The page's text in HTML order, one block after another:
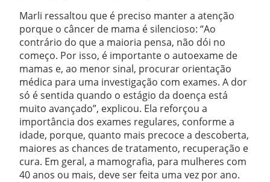
Marli ressaltou que é preciso manter a atenção
porque o câncer de mama é silencioso: “Ao
contrário do que a maioria pensa, não dói no
começo. Por isso, é importante o autoexame de
mamas e, ao menor sinal, procurar orientação
médica para uma investigação com exames. A dor
só é sentida quando o estágio da doença está
muito avançado”, explicou. Ela reforçou a
importância dos exames regulares, conforme a
idade, porque, quanto mais precoce a descoberta,
maiores as chances de tratamento, recuperação e
cura. Em geral, a mamografia, para mulheres com
40 anos ou mais, deve ser feita uma vez por ano.